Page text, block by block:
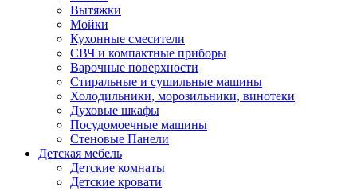
Вытяжки
Мойки
Кухонные смесители
СВЧ и компактные приборы
Варочные поверхности
Стиральные и сушильные машины
Холодильники, морозильники, винотеки
Духовые шкафы
Посудомоечные машины
Стеновые Панели
Детская мебель
Детские комнаты
Детские кровати